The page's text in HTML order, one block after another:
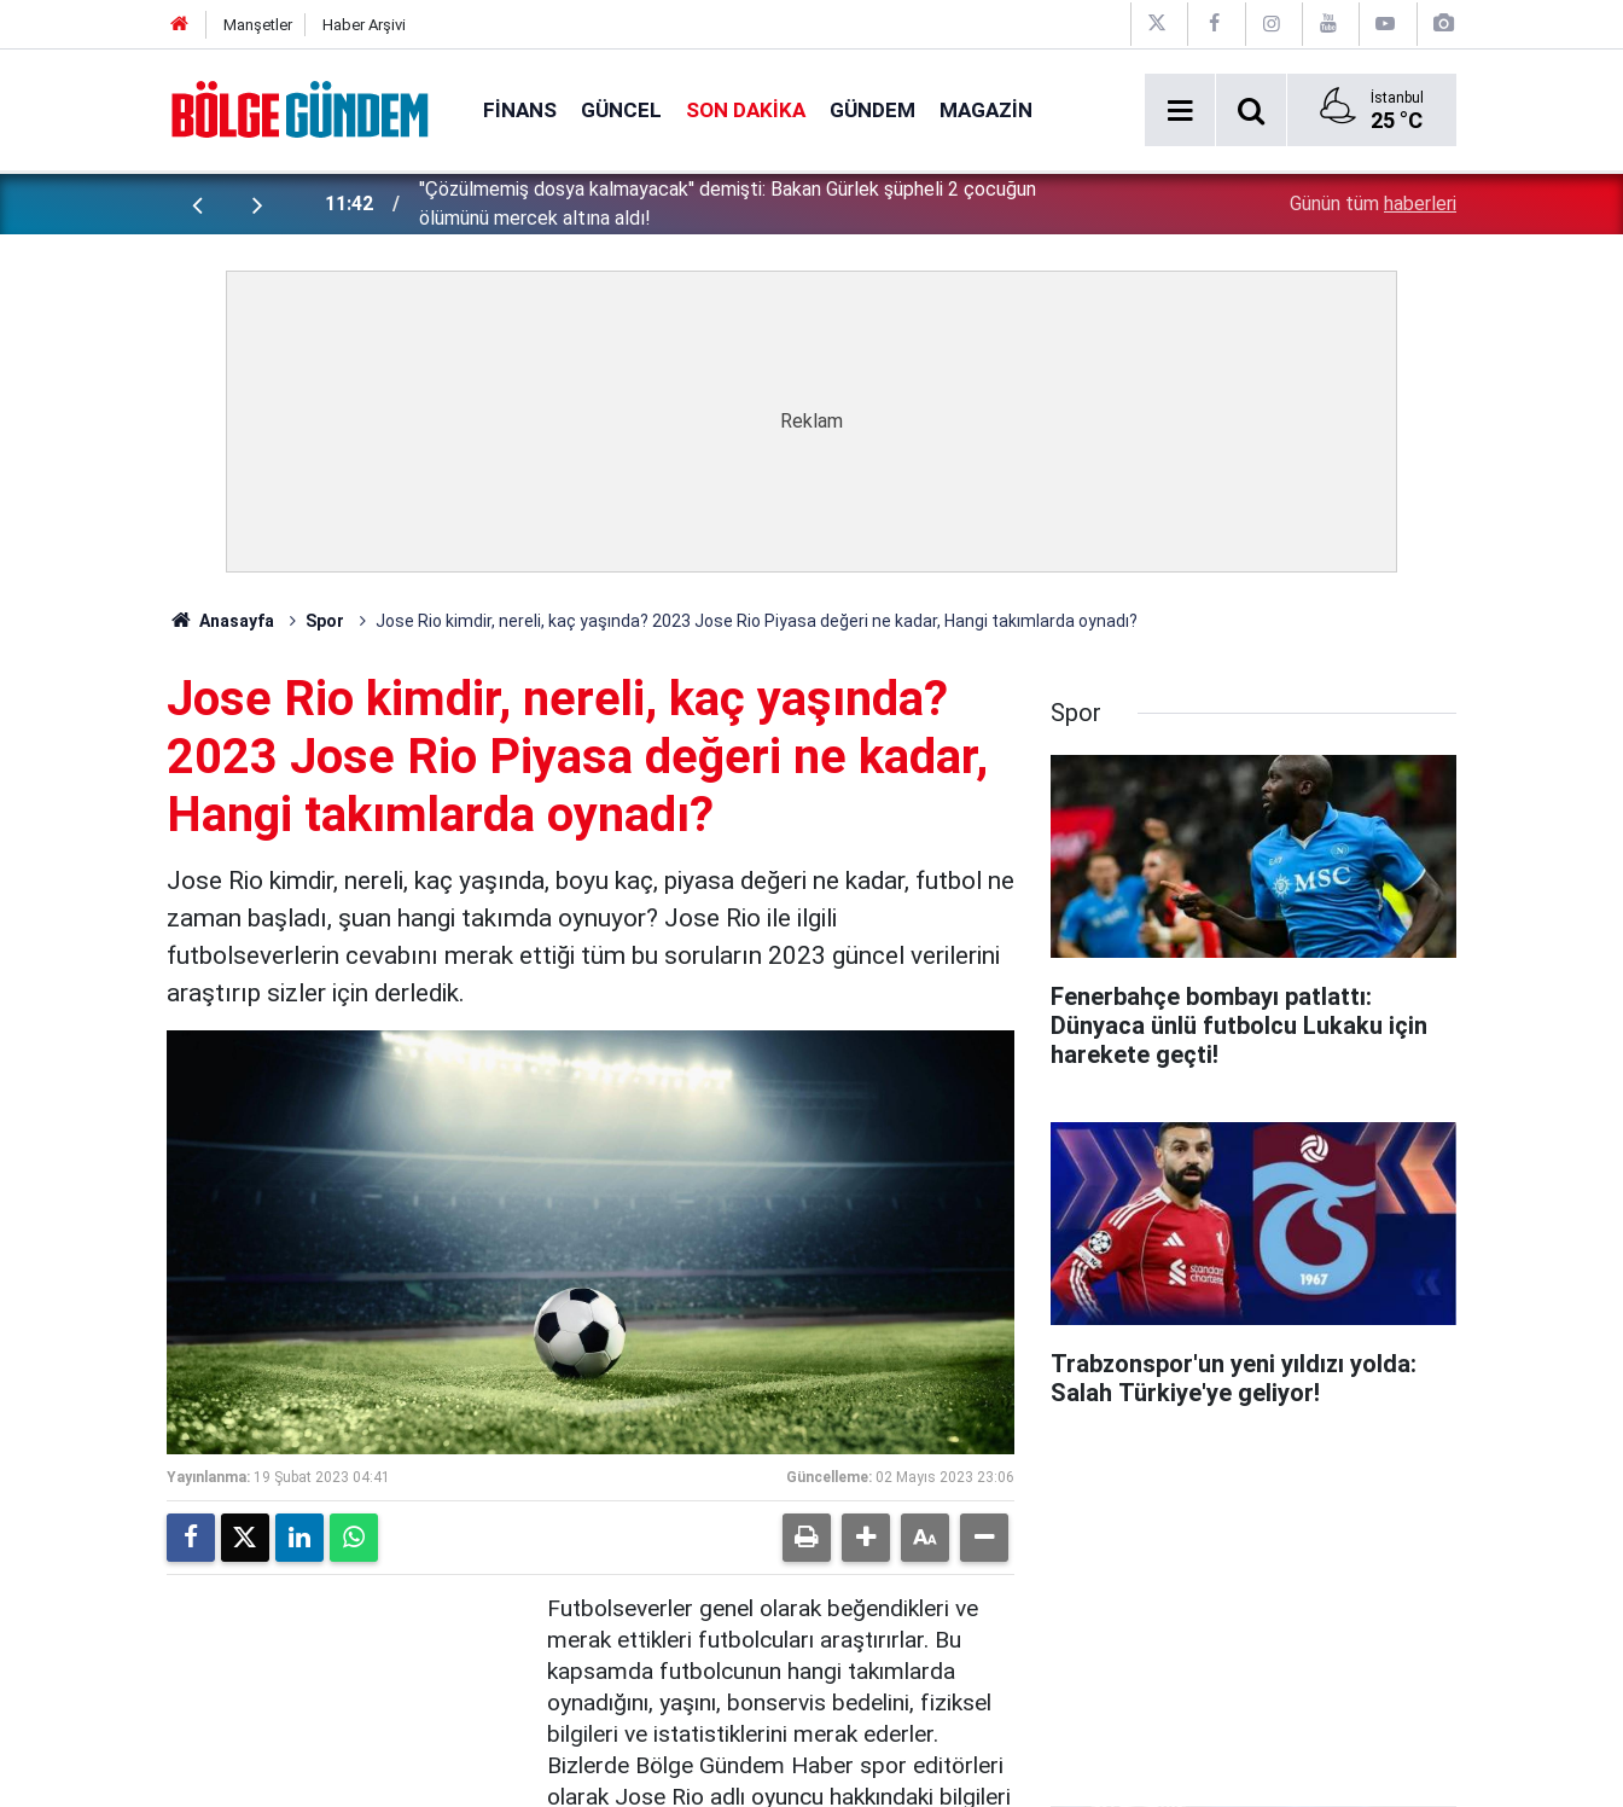
Manşetler Haber Arşivi
FINANS GÜNCEL SON DAKIKA GÜNDEM MAGAZIN İstanbul
25 °C
hayatını kaybetmişti: Davadan çıkan
11:42
''Çözülmemiş dosya kalmayacak'' demişti: Bakan Gürlek şüpheli 2 çocuğun
ölümünü mercek altına aldı!
İsrail zulümde sınır tanımıyor: Bu kez kendi
Günün tüm haberleri
Anasayfa Spor Jose Rio kimdir, nereli, kaç yaşında? 2023 Jose Rio Piyasa değeri ne kadar, Hangi takımlarda oynadı?
Jose Rio kimdir, nereli, kaç yaşında?
2023 Jose Rio Piyasa değeri ne kadar,
Hangi takımlarda oynadı?
Jose Rio kimdir, nereli, kaç yaşında, boyu kaç, piyasa değeri ne kadar, futbol ne
zaman başladı, şuan hangi takımda oynuyor? Jose Rio ile ilgili
futbolseverlerin cevabını merak ettiği tüm bu soruların 2023 güncel verilerini
araştırıp sizler için derledik.
Yayınlanma: 19 Şubat 2023 04:41 Güncelleme: 02 Mayıs 2023 23:06
Futbolseverler genel olarak beğendikleri ve
merak ettikleri futbolcuları araştırırlar. Bu
kapsamda futbolcunun hangi takımlarda
oynadığını, yaşını, bonservis bedelini, fiziksel
bilgileri ve istatistiklerini merak ederler.
Bizlerde Bölge Gündem Haber spor editörleri
olarak Jose Rio adlı oyuncu hakkındaki bilgileri
Spor
Fenerbahçe bombayı patlattı:
Dünyaca ünlü futbolcu Lukaku için
harekete geçti!
Trabzonspor'un yeni yıldızı yolda:
Salah Türkiye'ye geliyor!